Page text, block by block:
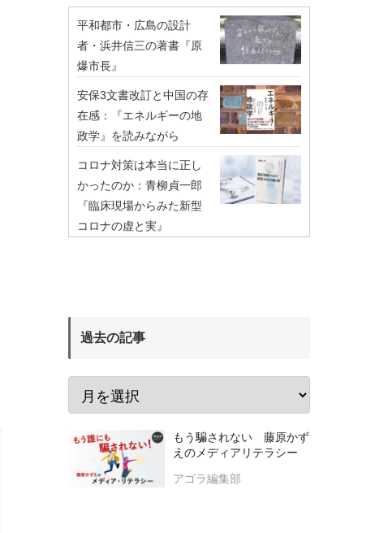
平和都市・広島の設計
者・浜井信三の著書『原
爆市長』
安保3文書改訂と中国の存
在感：『エネルギーの地
政学』を読みながら
コロナ対策は本当に正し
かったのか：青柳貞一郎
『臨床現場からみた新型
コロナの虚と実』
過去の記事
もう騙されない 藤原かず
えのメディアリテラシー
アゴラ編集部